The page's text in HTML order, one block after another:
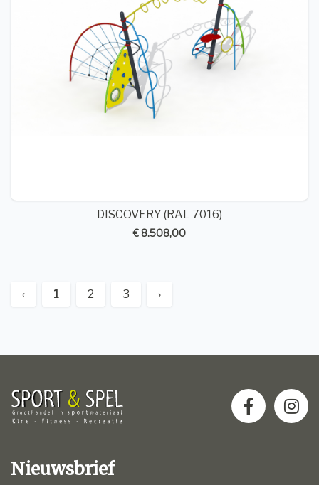
DISCOVERY (RAL 7016)
€ 8.508,00
‹ 1 2 3 ›
Nieuwsbrief